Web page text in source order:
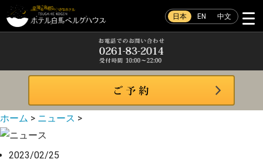
日本 EN 中文
ホーム > ニュース >
2023/02/25